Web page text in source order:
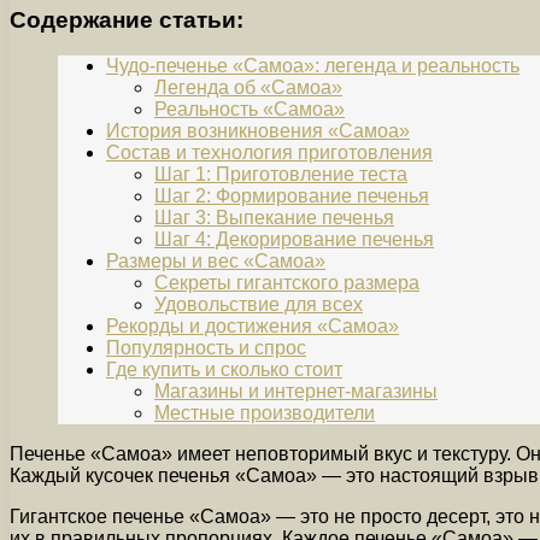
Содержание статьи:
Чудо-печенье «Самоа»: легенда и реальность
Легенда об «Самоа»
Реальность «Самоа»
История возникновения «Самоа»
Состав и технология приготовления
Шаг 1: Приготовление теста
Шаг 2: Формирование печенья
Шаг 3: Выпекание печенья
Шаг 4: Декорирование печенья
Размеры и вес «Самоа»
Секреты гигантского размера
Удовольствие для всех
Рекорды и достижения «Самоа»
Популярность и спрос
Где купить и сколько стоит
Магазины и интернет-магазины
Местные производители
Печенье «Самоа» имеет неповторимый вкус и текстуру.
Каждый кусочек печенья «Самоа» — это настоящий
Гигантское печенье «Самоа» — это не просто десерт, это